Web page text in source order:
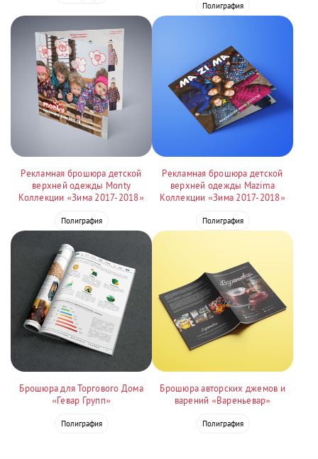
Полиграфия
Рекламная брошюра детской
верхней одежды Monty
Коллекции «Зима 2017-2018»
Полиграфия
Рекламная брошюра детской
верхней одежды Mazima
Коллекции «Зима 2017-2018»
Полиграфия
Брошюра для Торгового Дома
«Гевар Групп»
Полиграфия
Брошюра авторских джемов и
варений «Вареньевар»
Полиграфия